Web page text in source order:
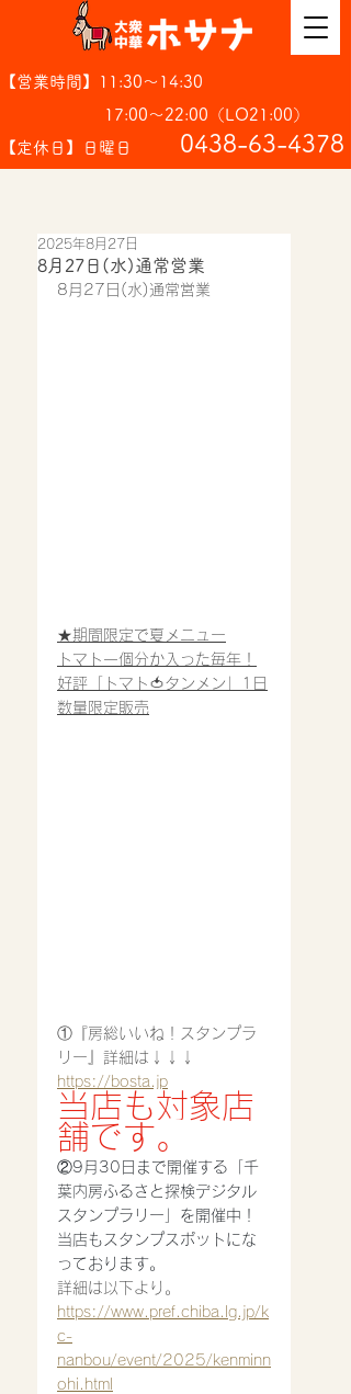
【営業時間】11:30～14:30
17:00～22:00（LO21:00）
【定休日】日曜日
​0438-63-4378
8月27日(水)通常営業
2025年8月27日
8月27日(水)通常営業
★期間限定で夏メニュー
トマト一個分か入った毎年！
好評「トマト🍅タンメン」1日
数量限定販売
①『房総いいね！スタンプラ
リー』詳細は↓↓↓
https://bosta.jp
当店も対象店
舗です。
②9月30日まで開催する「千
葉内房ふるさと探検デジタル
スタンプラリー」を開催中！
当店もスタンプスポットにな
っております。
詳細は以下より。
https://www.pref.chiba.lg.jp/k
c-
nanbou/event/2025/kenminn
ohi.html